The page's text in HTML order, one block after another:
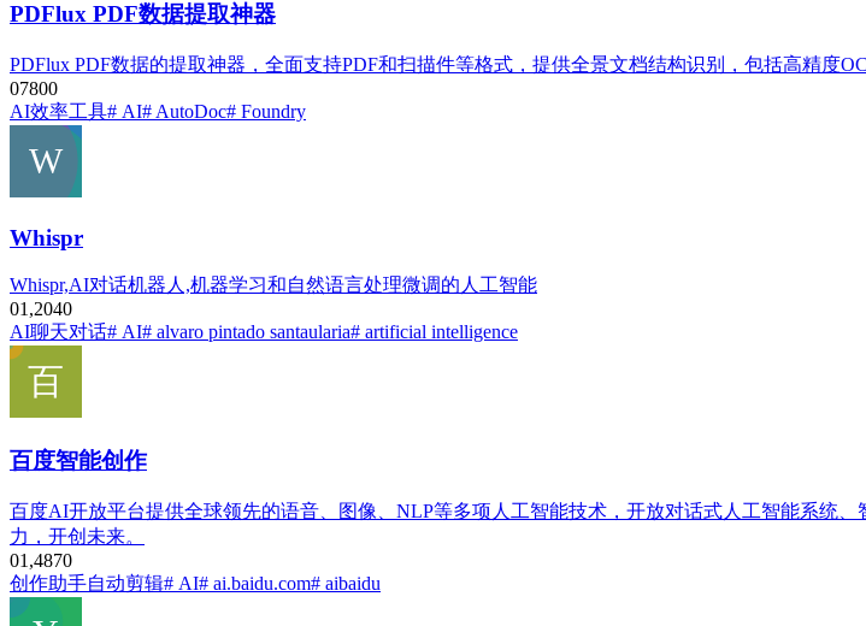
PDFlux PDF数据提取神器
PDFlux PDF数据的提取神器，全面支持PDF和扫描件等格式，提供全景文档结构识别，包括高精度
07800
AI效率工具# AI# AutoDoc# Foundry
Whispr
Whispr,AI对话机器人,机器学习和自然语言处理微调的人工智能
01,2040
AI聊天对话# AI# alvaro pintado santaularia# artificial intelligence
百度智能创作
百度AI开放平台提供全球领先的语音、图像、NLP等多项人工智能技术，开放对话式人工智能系统
力，开创未来。
01,4870
创作助手自动剪辑# AI# ai.baidu.com# aibaidu